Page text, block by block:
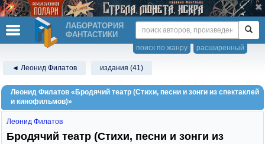
ЛАБОРАТОРИЯ
ФАНТАСТИКИ
расширенный
поиск по жанру
◄ Леонид Филатов издания (41)
Леонид Филатов «Бродячий театр (Стихи, песни и зонги из спектаклей
и кинофильмов)»
Леонид Филатов
Бродячий театр (Стихи, песни и зонги из